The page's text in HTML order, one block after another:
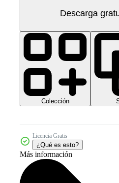
Descarga
Colección
Licencia Gratis
¿Qué es esto?
Más información